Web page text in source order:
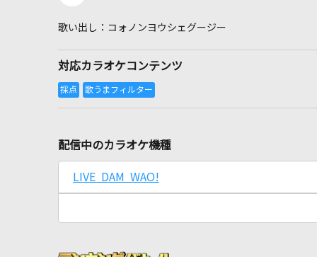
コォノンヨウシェグージー
対応カラオケコンテンツ
配信中のカラオケ機種
LIVE DAM WAO!